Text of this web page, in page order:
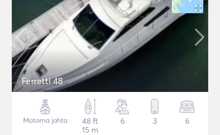
Ferretti 48
Motorna jahta
48 ft
15 m
6 3 6